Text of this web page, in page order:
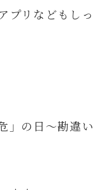
プリなどもしっ
の日～勘違い